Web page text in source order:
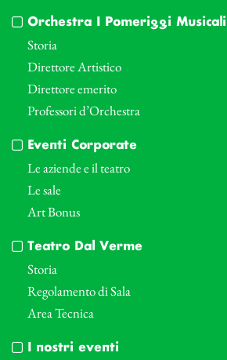
Orchestra I Pomeriggi Musicali
Storia
Direttore Artistico
Direttore emerito
Professori d’Orchestra
Eventi Corporate
Le aziende e il teatro
Le sale
Art Bonus
Teatro Dal Verme
Storia
Regolamento di Sala
Area Tecnica
I nostri eventi